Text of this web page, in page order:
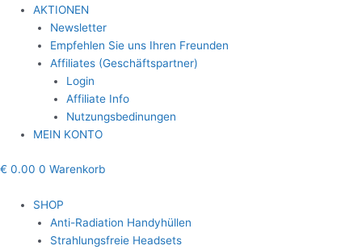
AKTIONEN
Newsletter
Empfehlen Sie uns Ihren Freunden
Affiliates (Geschäftspartner)
Login
Affiliate Info
Nutzungsbedinungen
MEIN KONTO
€ 0.00 0 Warenkorb
SHOP
Anti-Radiation Handyhüllen
Strahlungsfreie Headsets